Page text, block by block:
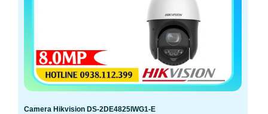
Camera Hikvision DS-2DE4825IWG1-E